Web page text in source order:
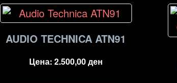
AUDIO TECHNICA ATN91
Цена: 2.500,00ден